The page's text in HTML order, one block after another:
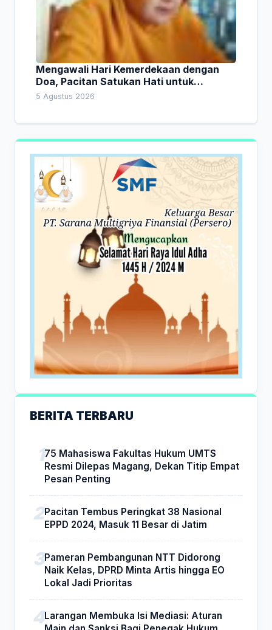
Mengawali Hari Kemerdekaan dengan
Doa, Pacitan Satukan Hati untuk
Indonesia
5 Agustus 2026
BERITA TERBARU
75 Mahasiswa Fakultas Hukum UMTS
Resmi Dilepas Magang, Dekan Titip Empat
Pesan Penting
Pacitan Tembus Peringkat 38 Nasional
EPPD 2024, Masuk 11 Besar di Jatim
Pameran Pembangunan NTT Didorong
Naik Kelas, DPRD Minta Artis hingga EO
Lokal Jadi Prioritas
Larangan Membuka Isi Mediasi: Aturan